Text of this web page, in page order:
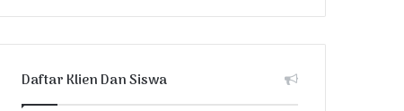
Daftar Klien Dan Siswa